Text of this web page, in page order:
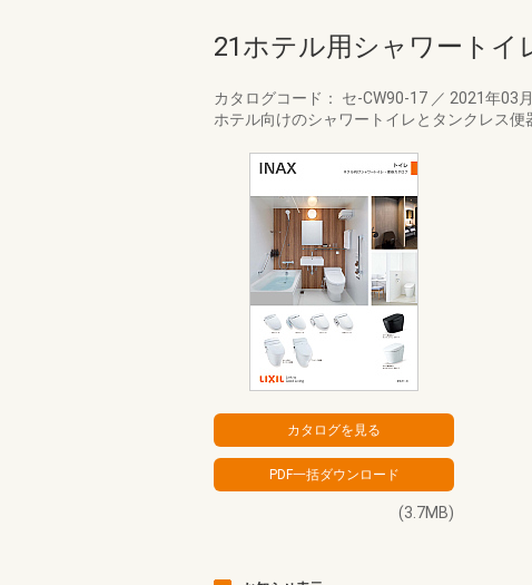
21ホテル用シャワートイ
カタログコード： セ-CW90-17 ／ 2021年03月
ホテル向けのシャワートイレとタンクレス
(3.7MB)